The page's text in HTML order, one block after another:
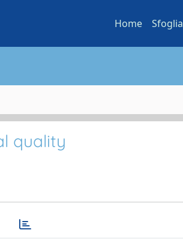
Home Sfoglia
quality